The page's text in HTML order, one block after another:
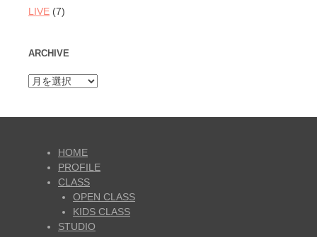
LIVE (7)
ARCHIVE
ARCHIVE
HOME
PROFILE
CLASS
OPEN CLASS
KIDS CLASS
STUDIO